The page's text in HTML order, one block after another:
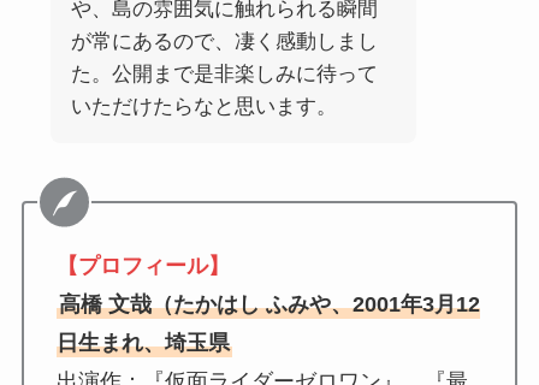
や、島の雰囲気に触れられる瞬間
が常にあるので、凄く感動しまし
た。公開まで是非楽しみに待って
いただけたらなと思います。
【プロフィール】
高橋 文哉（たかはし ふみや、2001年3月12
日生まれ、埼玉県